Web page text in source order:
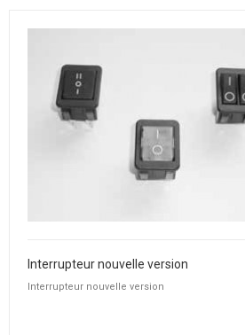
Interrupteur nouvelle version
Interrupteur nouvelle version